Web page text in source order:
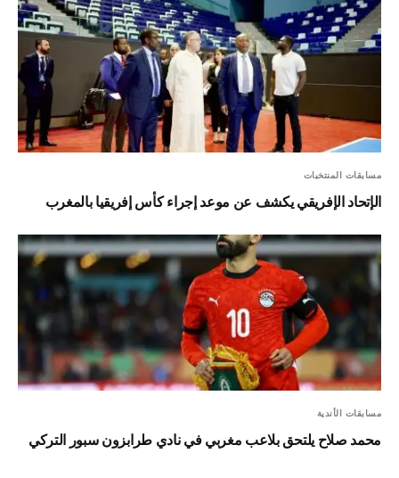
مسابقات المنتخبات
الإتحاد الإفريقي يكشف عن موعد إجراء كأس إفريقيا بالمغرب
مسابقات الأندية
محمد صلاح يلتحق بلاعب مغربي في نادي طرابزون سبور التركي